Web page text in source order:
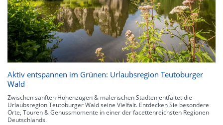
Aktiv entspannen im Grünen: Urlaubsregion Teutoburger
Wald
Zwischen sanften Höhenzügen & malerischen Städten entfaltet die
Urlaubsregion Teutoburger Wald seine Vielfalt. Entdecken Sie besondere
Orte, Touren & Genussmomente in einer der facettenreichsten Regionen
Deutschlands.